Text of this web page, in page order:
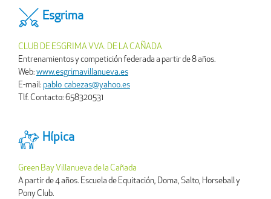
Esgrima
CLUB DE ESGRIMA VVA. DE LA CAÑADA
Entrenamientos y competición federada a partir de 8 años.
Web: www.esgrimavillanueva.es
E-mail: pablo_cabezas@yahoo.es
Tlf. Contacto: 658320531
Hípica
Green Bay Villanueva de la Cañada
A partir de 4 años. Escuela de Equitación, Doma, Salto, Horseball y
Pony Club.